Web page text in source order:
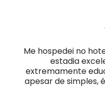
Me hospedei no
estadia
extremamente
apesar de simples,